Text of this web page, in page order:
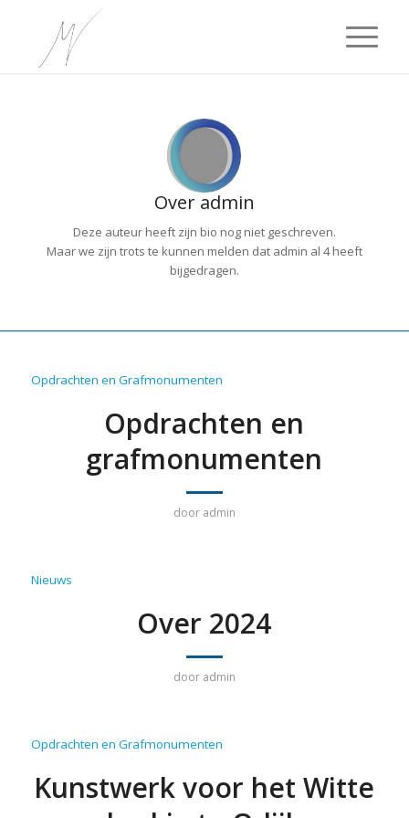
Over admin
Deze auteur heeft zijn bio nog niet geschreven.
Maar we zijn trots te kunnen melden dat admin al 4 heeft
bijgedragen.
Opdrachten en Grafmonumenten
Opdrachten en
grafmonumenten
door admin
Nieuws
Over 2024
door admin
Opdrachten en Grafmonumenten
Kunstwerk voor het Witte